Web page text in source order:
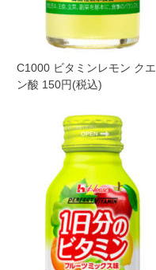
C1000 ビタミンレモン クエ
ン酸 150円(税込)